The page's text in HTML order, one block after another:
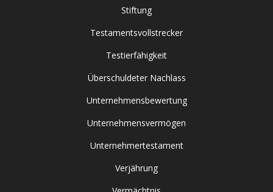
Stiftung
Testamentsvollstrecker
Testierfähigkeit
Überschuldeter Nachlass
Unternehmensbewertung
Unternehmensvermögen
Unternehmertestament
Verjährung